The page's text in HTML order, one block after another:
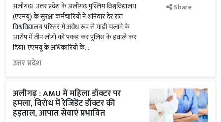
अलीगढ़। उत्तर प्रदेश के अलीगढ़ मुस्लिम विश्वविद्यालय
(एएमयू) के सुरक्षा कर्मचारियों ने शनिवार देर रात
विश्वविद्यालय परिसर में अवैध रूप से गाड़ी चलाने के
आरोप में तीन लोगों को पकड़ कर पुलिस के हवाले कर
दिया। एएमयू के अधिकारियों के...
उत्तर प्रदेश
Share
अलीगढ़ : AMU में महिला डॉक्टर पर
हमला, विरोध में रेजिडेंट डॉक्टर की
हड़ताल, आपात सेवाएं प्रभावित